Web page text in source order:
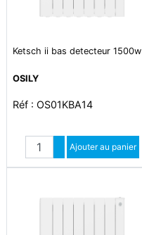
Ketsch ii bas detecteur 1500w
OSILY
Réf : OS01KBA14
Quantité
Augmenter quantité
Diminuer quantité
Ajouter au panier